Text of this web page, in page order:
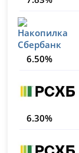
6.50%
6.30%